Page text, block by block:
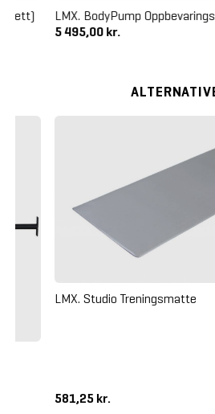
Sett)
LMX. BodyPump
5 495,00 kr.
LMX. Studio Treningsmatte
581,25 kr.